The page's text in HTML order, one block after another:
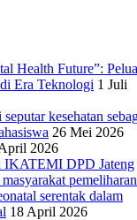
Health Future”:
Era Teknologi 1 Juli
kesehatan
26 Mei 2026
2026
IKATEMI DPD Jateng
pemeliharan
serentak dalam
18 April 2026